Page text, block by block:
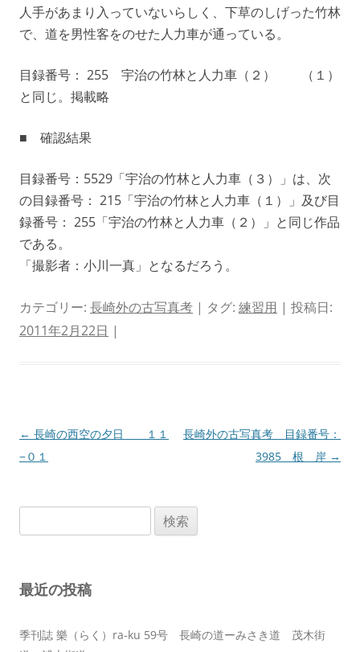
人手があまり入っていないらしく、下草のしげった竹林
で、道を男性客をのせた人力車が通っている。
目録番号： 255 宇治の竹林と人力車（２） （１）
と同じ。掲載略
■ 確認結果
目録番号：5529「宇治の竹林と人力車（３）」は、次
の目録番号： 215「宇治の竹林と人力車（１）」及び目
録番号： 255「宇治の竹林と人力車（２）」と同じ作品
である。
「撮影者：小川一真」となるだろう。
カテゴリー: 長崎外の古写真考 | タグ: 練習用 | 投稿日:
2011年2月22日 |
投
稿
ョ
← 長崎の西空の夕日 １１
−０１
長崎外の古写真考 目録番号：
3985 根 岸 →
索:
最近の投稿
季刊誌 樂（らく）ra-ku 59号 長崎の道ーみさき道 茂木街